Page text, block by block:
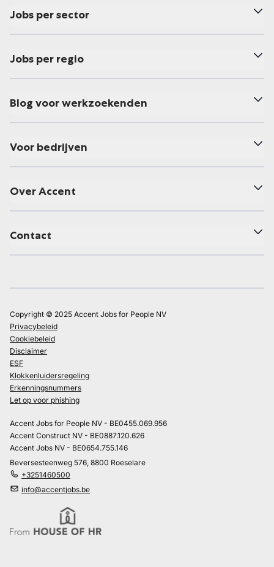
Jobs per sector
Jobs per regio
Blog voor werkzoekenden
Voor bedrijven
Over Accent
Contact
Copyright © 2025 Accent Jobs for People NV
Privacybeleid
Cookiebeleid
Disclaimer
ESF
Klokkenluidersregeling
Erkenningsnummers
Let op voor phishing
Accent Jobs for People NV - BE0455.069.956
Accent Construct NV - BE0887.120.626
Accent Jobs NV - BE0654.755.146
Beversesteenweg 576, 8800 Roeselare
+3251460500
info@accentjobs.be